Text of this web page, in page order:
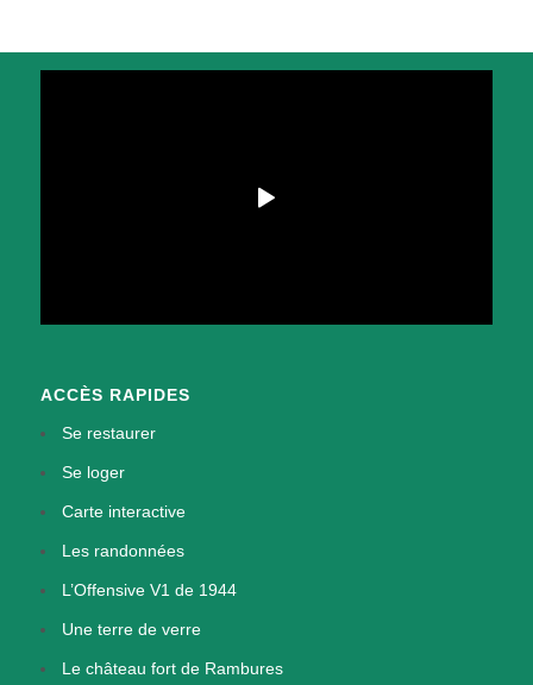
ACCÈS RAPIDES
Se restaurer
Se loger
Carte interactive
Les randonnées
L’Offensive V1 de 1944
Une terre de verre
Le château fort de Rambures